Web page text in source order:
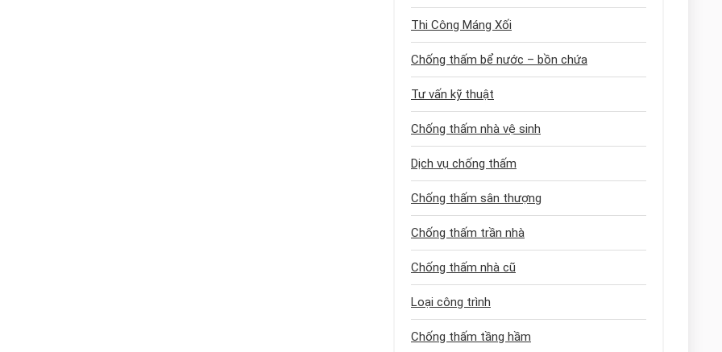
Thi Công Máng Xối
Chống thấm bể nước – bồn chứa
Tư vấn kỹ thuật
Chống thấm nhà vệ sinh
Dịch vụ chống thấm
Chống thấm sân thượng
Chống thấm trần nhà
Chống thấm nhà cũ
Loại công trình
Chống thấm tầng hầm